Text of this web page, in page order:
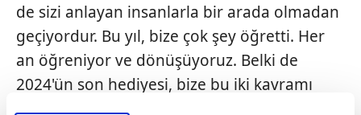
de sizi anlayan insanlarla bir arada olmadan
geçiyordur. Bu yıl, bize çok şey öğretti. Her
an öğreniyor ve dönüşüyoruz. Belki de
2024'ün son hediyesi, bize bu iki kavramı
sunmak oldu: Teknolojiyle güneşi aramak ve